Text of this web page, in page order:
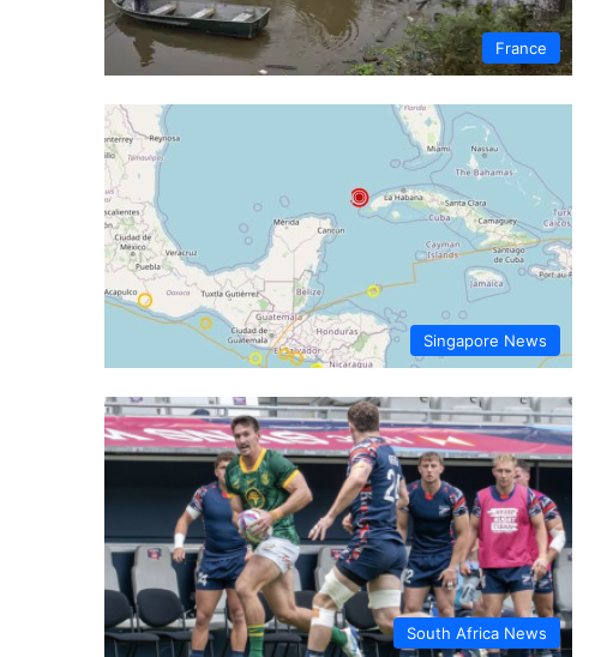
France
Singapore News
South Africa News